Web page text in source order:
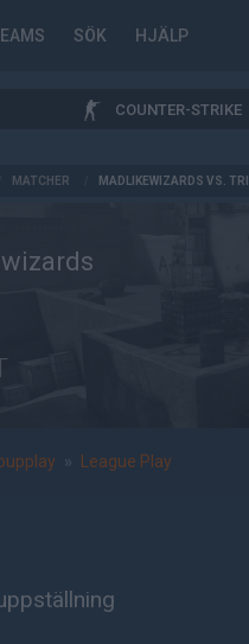
SÖK HJÄLP
COUNTER-STRIKE
MATCHER MADLIKEWIZARDS VS.
» League Play